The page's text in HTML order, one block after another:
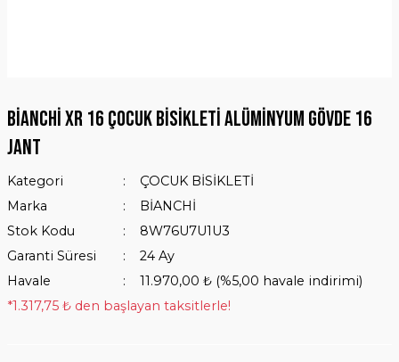
BİANCHİ XR 16 ÇOCUK BİSİKLETİ ALÜMİNYUM GÖVDE 16
JANT
Kategori
ÇOCUK BİSİKLETİ
Marka
BİANCHİ
Stok Kodu
8W76U7U1U3
Garanti Süresi
24 Ay
Havale
11.970,00 ₺ (%5,00 havale indirimi)
*1.317,75 ₺ den başlayan taksitlerle!